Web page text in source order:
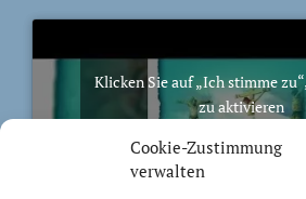
Cookie-Zustimmung
verwalten
Klicken Sie auf „Ich stimme
zu aktivieren
Ich stimme zu